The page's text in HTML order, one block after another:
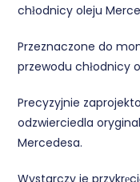
chłodnicy oleju
Przeznaczone do
przewodu chłodnicy
Precyzyjnie
odzwierciedla
Mercedesa.